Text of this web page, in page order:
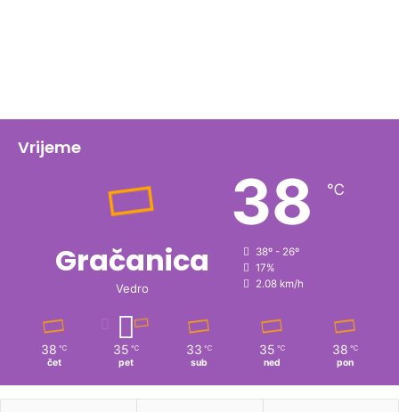
Vrijeme
Gračanica
Vedro
38 ℃
38º - 26º
17%
2.08 km/h
38 ℃
čet
35 ℃
pet
33 ℃
sub
35 ℃
ned
38 ℃
pon